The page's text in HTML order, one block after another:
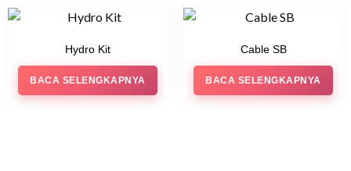
Hydro Kit
BACA SELENGKAPNYA
Cable SB
BACA SELENGKAPNYA